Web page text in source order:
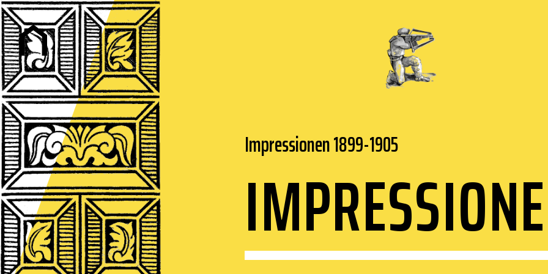
Impressionen 1899-1905